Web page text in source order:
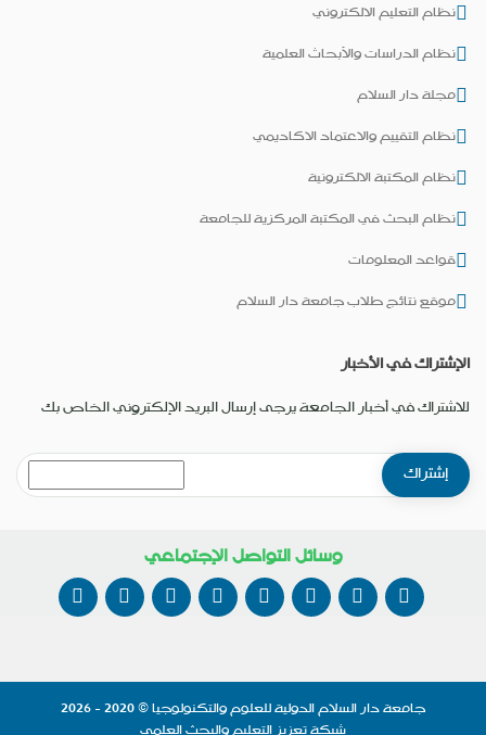
نظام التعليم الالكتروني
نظام الدراسات والأبحاث العلمية
مجلة دار السلام
نظام التقييم والاعتماد الاكاديمي
نظام المكتبة الالكترونية
نظام البحث في المكتبة المركزية للجامعة
قواعد المعلومات
موقع نتائج طلاب جامعة دار السلام
الإشتراك في الأخبار
للاشتراك في أخبار الجامعة يرجى إرسال البريد الإلكتروني الخاص بك
وسائل التواصل الإجتماعي
جامعة دار السلام الدولية للعلوم والتكنولوجيا© 2020 - 2026